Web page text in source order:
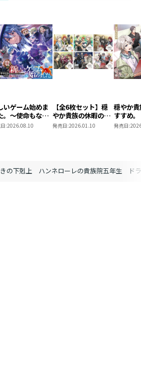
の下剋上 ハンネローレの貴族院五年生 ド
放送が始まっていますね。今は
。
いゲーム始めま
。～使命もない
最強です？～ド
:2026.08.10
【全6枚セット】穏
やか貴族の休暇のす
すめ。ドラマCD
発売日:2026.01.10
穏やか
すすめ
発売日: